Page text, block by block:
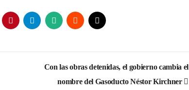
Con las obras detenidas, el gobierno cambia el
nombre del Gasoducto Néstor Kirchner